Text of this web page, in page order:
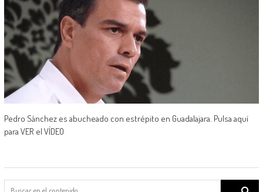
Pedro Sánchez es abucheado con estrépito en Guadalajara. Pulsa aquí
para VER el VÍDEO
Search